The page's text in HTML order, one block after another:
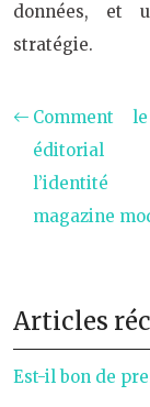
données, et
stratégie.
Comment
éditorial
magazine
Articles
Est-il bon de